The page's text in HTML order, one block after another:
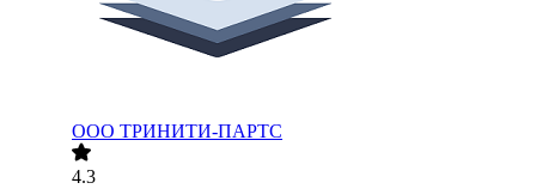
ООО ТРИНИТИ-ПАРТС
4.3